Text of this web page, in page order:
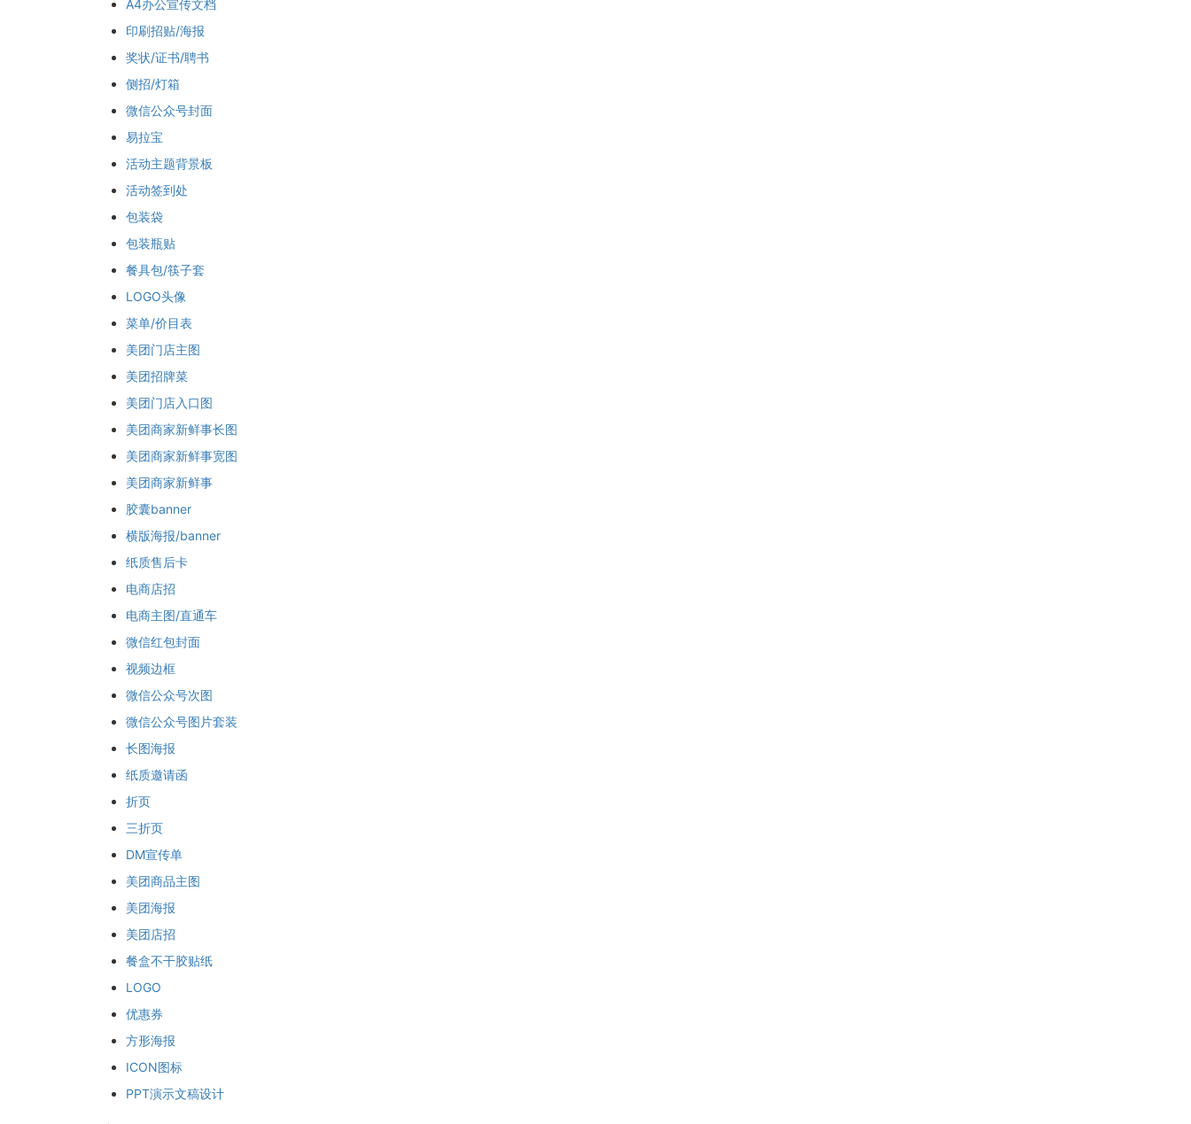
A4办公宣传文档
印刷招贴/海报
奖状/证书/聘书
侧招/灯箱
微信公众号封面
易拉宝
活动主题背景板
活动签到处
包装袋
包装瓶贴
餐具包/筷子套
LOGO头像
菜单/价目表
美团门店主图
美团招牌菜
美团门店入口图
美团商家新鲜事长图
美团商家新鲜事宽图
美团商家新鲜事
胶囊banner
横版海报/banner
纸质售后卡
电商店招
电商主图/直通车
微信红包封面
视频边框
微信公众号次图
微信公众号图片套装
长图海报
纸质邀请函
折页
三折页
DM宣传单
美团商品主图
美团海报
美团店招
餐盒不干胶贴纸
LOGO
优惠券
方形海报
ICON图标
PPT演示文稿设计